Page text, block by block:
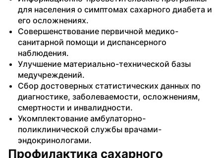
для населения о симптомах сахарного диабета и
его осложнениях.
Совершенствование первичной медико-
санитарной помощи и диспансерного
наблюдения.
Улучшение материально-технической базы
медучреждений.
Сбор достоверных статистических данных по
диагностике, заболеваемости, осложнениям,
смертности и инвалидности.
Укомплектование амбулаторно-
поликлинической службы врачами-
эндокринологами.
Профилактика сахарного